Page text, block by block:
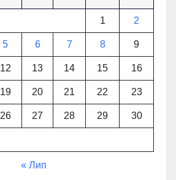
1 2
5 6 7 8 9
12 13 14 15 16
19 20 21 22 23
26 27 28 29 30
« Лип